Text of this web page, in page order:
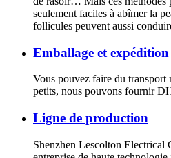
seulement faciles à abîmer la
follicules peuvent aussi
Emballage et expédition
Vous pouvez faire du transport
petits, nous pouvons fournir
Ligne de production
Shenzhen Lescolton Electrical